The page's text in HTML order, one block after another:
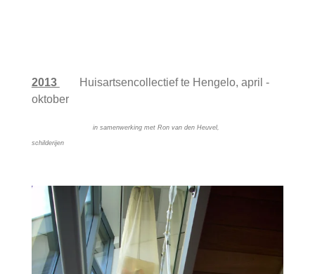
2013
Huisartsencollectief te Hengelo, april -
oktober
in samenwerking met Ron van den Heuvel,
schilderijen